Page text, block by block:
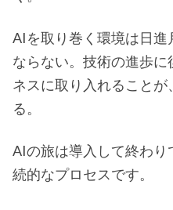
AIを取り巻く環境は日
ならない。技術の進歩
ネスに取り入れること
る。
AIの旅は導入して終わ
続的なプロセスです。